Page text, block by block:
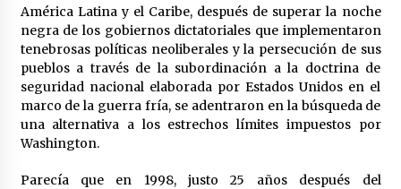
América Latina y el Caribe, después de superar la noche
negra de los gobiernos dictatoriales que implementaron
tenebrosas políticas neoliberales y la persecución de sus
pueblos a través de la subordinación a la doctrina de
seguridad nacional elaborada por Estados Unidos en el
marco de la guerra fría, se adentraron en la búsqueda de
una alternativa a los estrechos límites impuestos por
Washington.
Parecía que en 1998, justo 25 años después del